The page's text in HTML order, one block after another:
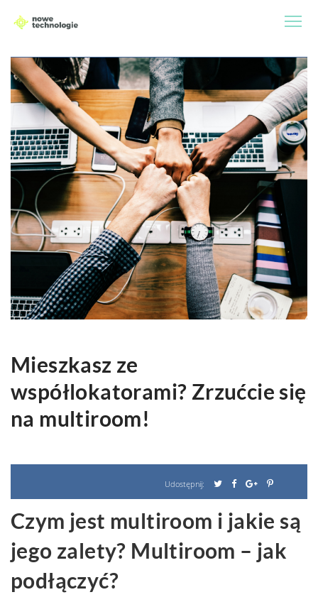
Mieszkasz ze
współlokatorami? Zrzućcie się
na multiroom!
Udostępnij:
Czym jest multiroom i jakie są
jego zalety? Multiroom – jak
podłączyć?